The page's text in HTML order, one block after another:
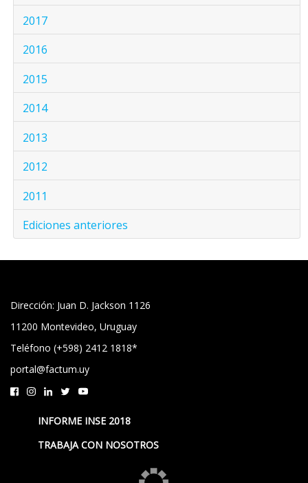
2017
2016
2015
2014
2013
2012
2011
Ediciones anteriores
Dirección: Juan D. Jackson 1126
11200 Montevideo, Uruguay
Teléfono (+598) 2412 1818*
portal@factum.uy
INFORME INSE 2018
TRABAJA CON NOSOTROS